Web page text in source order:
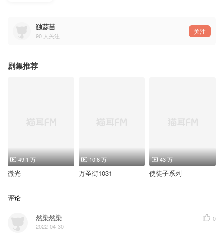
独蒜苗
90 人关注
关注
剧集推荐
49.1 万
微光
10.6 万
万圣街1031
43 万
使徒子系列
评论
然染然染
2022-04-30
0